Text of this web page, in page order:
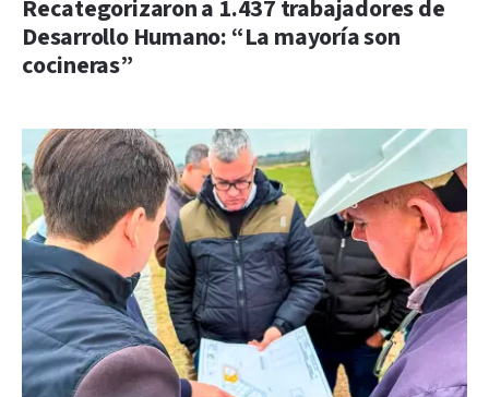
Recategorizaron a 1.437 trabajadores de
Desarrollo Humano: “La mayoría son
cocineras”